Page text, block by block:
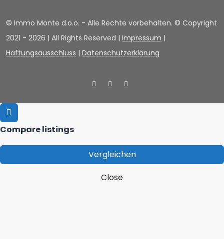
© Immo Monte d.o.o. - Alle Rechte vorbehalten. © Copyright
2021 - 2026 | All Rights Reserved | Impressum |
Haftungsausschluss | Datenschutzerklärung
Compare listings
Vergleichen
Close